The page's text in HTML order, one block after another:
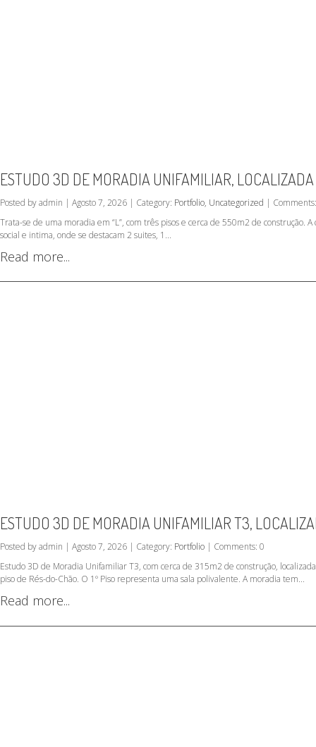
ESTUDO 3D DE MORADIA UNIFAMILIAR,
Posted by admin | Agosto 7, 2026 | Category: Portfolio, Uncategorized |
Trata-se de uma moradia em “L”, com três pisos e cerca de 550m2 de construção.
social e intima, onde se destacam 2 suites, 1...
Read more...
ESTUDO 3D DE MORADIA UNIFAMILIAR T3,
Posted by admin | Agosto 7, 2026 | Category: Portfolio | Comments: 0
Estudo 3D de Moradia Unifamiliar T3, com cerca de 315m2 de construção,
piso de Rés-do-Chão. O 1º Piso representa uma sala polivalente. A moradia tem...
Read more...